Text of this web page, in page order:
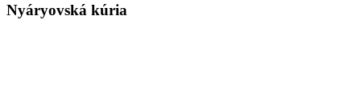
Nyáryovská kúria